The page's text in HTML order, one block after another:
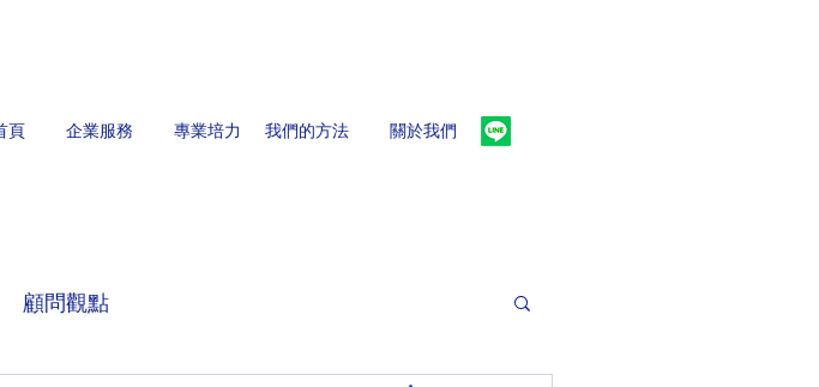
頁 企業服務 專業培力 我們的方法 關於我們
顧問觀點